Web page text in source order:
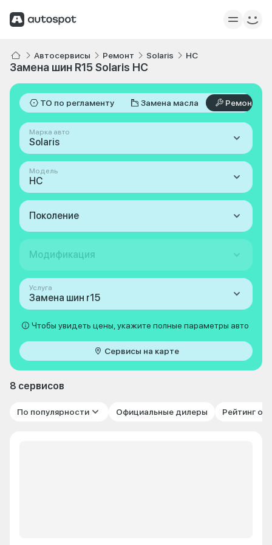
Автосервисы Ремонт Solaris HC
Замена шин R15 Solaris HC
ТО по регламенту Замена масла Ремонт
Марка авто
Solaris
Модель
HC
Поколение
Модификация
Услуга
Замена шин r15
Чтобы увидеть цены, укажите полные параметры авто
Сервисы на карте
8 сервисов
По популярности Официальные дилеры Рейтинг